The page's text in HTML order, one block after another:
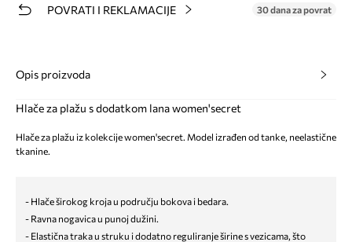
POVRATI I REKLAMACIJE 30 dana za povrat
Opis proizvoda
Hlače za plažu s dodatkom lana women'secret
Hlače za plažu iz kolekcije women'secret. Model izrađen od tanke, neelastične
tkanine.
- Hlače širokog kroja u području bokova i bedara.
- Ravna nogavica u punoj dužini.
- Elastična traka u struku i dodatno reguliranje širine s vezicama, što